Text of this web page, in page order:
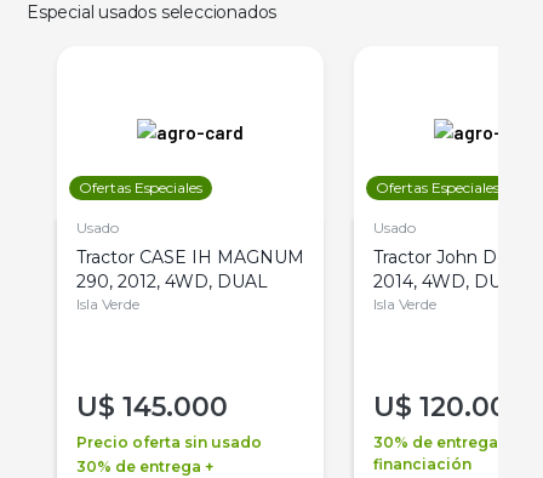
Especial usados seleccionados
Ofertas Especiales
Usado
Tractor CASE IH MAGNUM
290, 2012, 4WD, DUAL
Isla Verde
U$ 145.000
Precio oferta sin usado
30% de entrega +
Ofertas Especiales
Usado
Tractor John Deere
2014, 4WD, DUAL
Isla Verde
U$ 120.000
30% de entrega +
financiación